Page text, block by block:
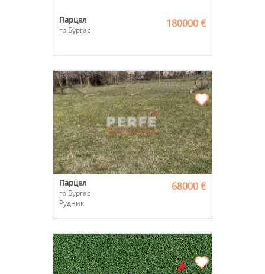
Парцел
гр.Бургас
180000 €
Парцел
гр.Бургас
Рудник
68000 €